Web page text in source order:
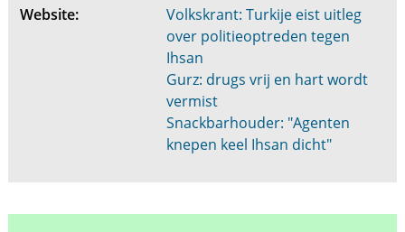
Website:
Volkskrant: Turkije eist uitleg
over politieoptreden tegen
Ihsan
Gurz: drugs vrij en hart wordt
vermist
Snackbarhouder: "Agenten
knepen keel Ihsan dicht"